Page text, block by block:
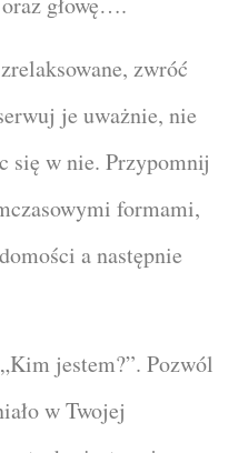
zwróć
je uważnie, nie
się w nie. Przypomnij
formami,
a następnie
jestem?”. Pozwól
w Twojej